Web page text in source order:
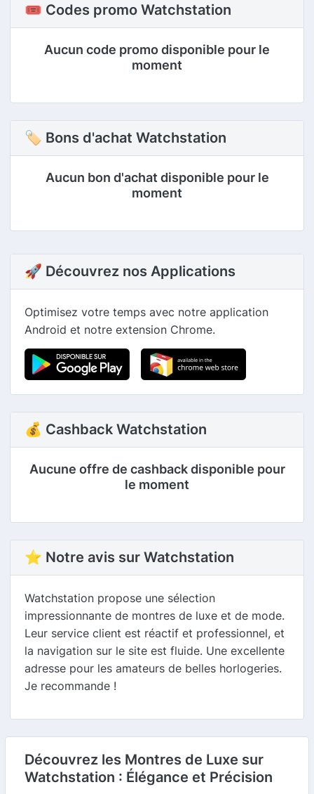
🎟️ Codes promo Watchstation
Aucun code promo disponible pour le
moment
🏷 Bons d'achat Watchstation
Aucun bon d'achat disponible pour le
moment
🚀 Découvrez nos Applications
Optimisez votre temps avec notre application
Android et notre extension Chrome.
💰 Cashback Watchstation
Aucune offre de cashback disponible pour
le moment
⭐ Notre avis sur Watchstation
Watchstation propose une sélection
impressionnante de montres de luxe et de mode.
Leur service client est réactif et professionnel, et
la navigation sur le site est fluide. Une excellente
adresse pour les amateurs de belles horlogeries.
Je recommande !
Découvrez les Montres de Luxe sur
Watchstation : Élégance et Précision